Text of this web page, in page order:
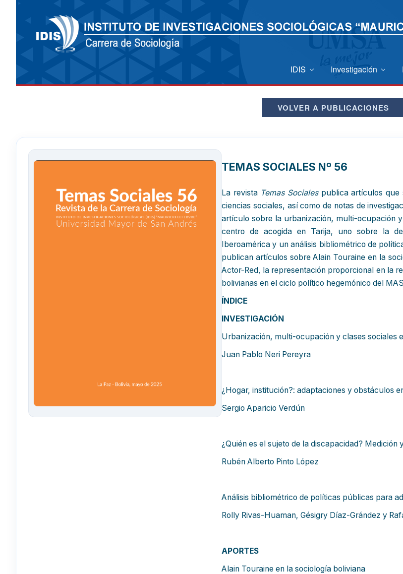
IDIS Investigación
VOLVER A PUBLICACIONES
TEMAS SOCIALES Nº 56
La revista Temas Socialespublica artículos que
ciencias sociales, así como de notas de
artículo sobre la urbanización, multi-ocupación
centro de acogida en Tarija, uno sobre la
Iberoamérica y un análisis bibliométrico de
publican artículos sobre Alain Touraine en la
Actor-Red, la representación proporcional en la
bolivianas en el ciclo político hegemónico del
ÍNDICE
INVESTIGACIÓN
Urbanización, multi-ocupación y clases sociales
Juan Pablo Neri Pereyra
¿Hogar, institución?: adaptaciones y obstáculos
Sergio Aparicio Verdún
¿Quién es el sujeto de la discapacidad?
Rubén Alberto Pinto López
Análisis bibliométrico de políticas públicas para
Rolly Rivas-Huaman, Gésigry Díaz-Grández y
APORTES
Alain Touraine en la sociología boliviana